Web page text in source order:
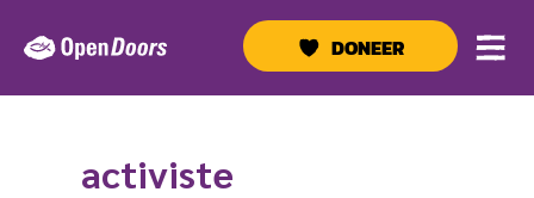
naar
inhoud
DONEER
activiste